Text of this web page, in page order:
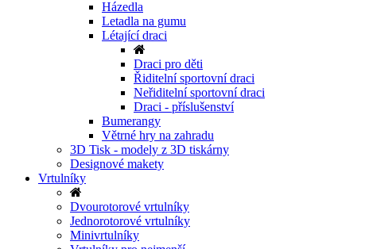
Házedla
Letadla na gumu
Létající draci
Draci pro děti
Řiditelní sportovní draci
Neřiditelní sportovní draci
Draci - příslušenství
Bumerangy
Větrné hry na zahradu
3D Tisk - modely z 3D tiskárny
Designové makety
Vrtulníky
Dvourotorové vrtulníky
Jednorotorové vrtulníky
Minivrtulníky